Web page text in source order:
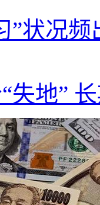
”状况
失地”